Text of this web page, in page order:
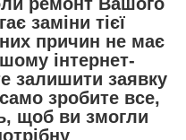
заміни тієї
причин не має
інтернет-
залишити заявку
зробите все,
щоб ви змогли